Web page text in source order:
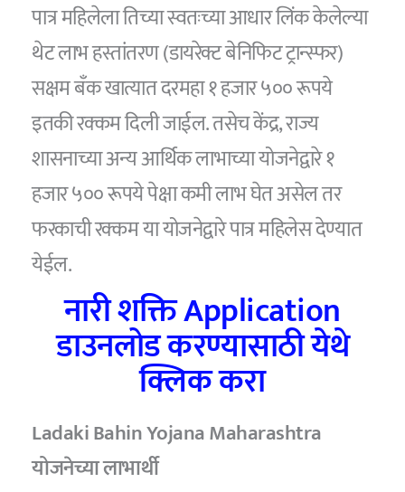
पात्र महिलेला तिच्या स्वतःच्या आधार लिंक केलेल्या
थेट लाभ हस्तांतरण (डायरेक्ट बेनिफिट ट्रान्स्फर)
सक्षम बॅंक खात्यात दरमहा १ हजार ५०० रूपये
इतकी रक्कम दिली जाईल. तसेच केंद्र, राज्य
शासनाच्या अन्य आर्थिक लाभाच्या योजनेद्वारे १
हजार ५०० रूपये पेक्षा कमी लाभ घेत असेल तर
फरकाची रक्कम या योजनेद्वारे पात्र महिलेस देण्यात
येईल.
नारी शक्ति Application
डाउनलोड करण्यासाठी येथे
क्लिक करा
Ladaki Bahin Yojana Maharashtra
योजनेच्या लाभार्थी